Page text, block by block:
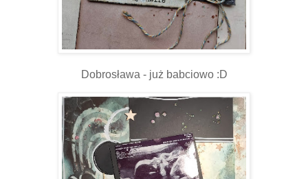
Dobrosława - już babciowo :D